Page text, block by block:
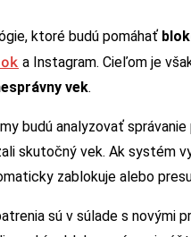
ktoré budú pomáhať
a Instagram. Cieľom je
vek.
budú analyzovať
skutočný vek. Ak systém
zablokuje alebo
sú v súlade s novými